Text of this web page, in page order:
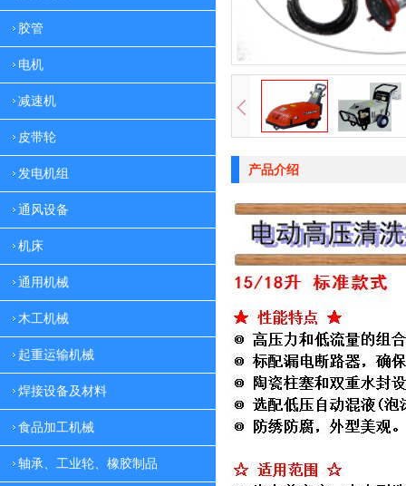
胶管
电机
减速机
皮带轮
发电机组
通风设备
机床
通用机械
木工机械
起重运输机械
焊接设备及材料
食品加工机械
轴承、工业轮、橡胶制品
产品介绍